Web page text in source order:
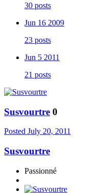
30 posts
Jun 16 2009
23 posts
Jun 5 2011
21 posts
Susvourtre 0
Posted July 20, 2011
Susvourtre
Passionné